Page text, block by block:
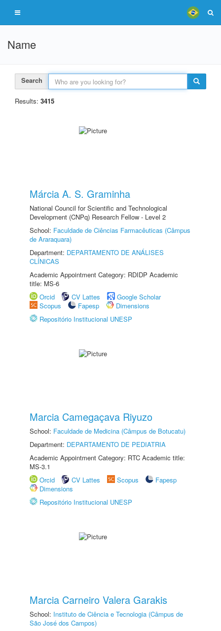
Name
Search
Results: 3415
Márcia A. S. Graminha
National Council for Scientific and Technological
Development (CNPq) Research Fellow - Level 2
School: Faculdade de Ciências Farmacêuticas (Câmpus
de Araraquara)
Department: DEPARTAMENTO DE ANÁLISES
CLÍNICAS
Academic Appointment Category: RDIDP Academic
title: MS-6
Orcid
CV Lattes
Google Scholar
Scopus
Fapesp
Dimensions
Repositório Institucional UNESP
Marcia Camegaçava Riyuzo
School: Faculdade de Medicina (Câmpus de Botucatu)
Department: DEPARTAMENTO DE PEDIATRIA
Academic Appointment Category: RTC Academic title:
MS-3.1
Orcid
CV Lattes Scopus
Fapesp
Dimensions
Repositório Institucional UNESP
Marcia Carneiro Valera Garakis
School: Instituto de Ciência e Tecnologia (Câmpus de
São José dos Campos)